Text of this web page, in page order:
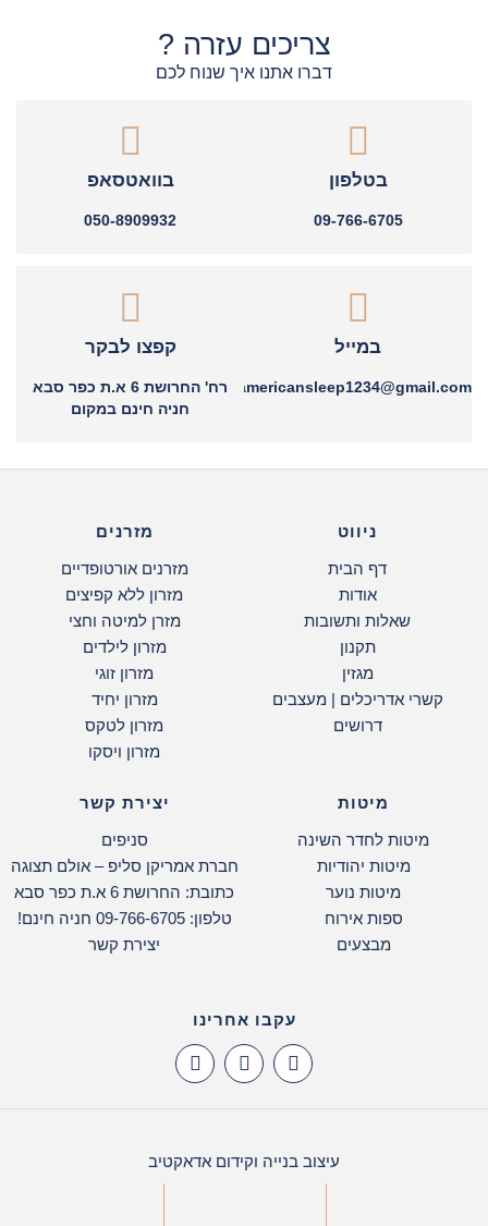
צריכים עזרה ?
דברו אתנו איך שנוח לכם
בטלפון
09-766-6705
בוואטסאפ
050-8909932
במייל
americansleep1234@gmail.com
קפצו לבקר
רח' החרושת 6 א.ת כפר סבא
חניה חינם במקום
ניווט
דף הבית
אודות
שאלות ותשובות
תקנון
מגזין
קשרי אדריכלים | מעצבים
דרושים
מזרנים
מזרנים אורטופדיים
מזרון ללא קפיצים
מזרן למיטה וחצי
מזרון לילדים
מזרון זוגי
מזרון יחיד
מזרון לטקס
מזרון ויסקו
מיטות
מיטות לחדר השינה
מיטות יהודיות
מיטות נוער
ספות אירוח
מבצעים
יצירת קשר
סניפים
חברת אמריקן סליפ – אולם תצוגה
כתובת: החרושת 6 א.ת כפר סבא
טלפון: 09-766-6705 חניה חינם!
יצירת קשר
עקבו אחרינו
עיצוב בנייה וקידום אדאקטיב